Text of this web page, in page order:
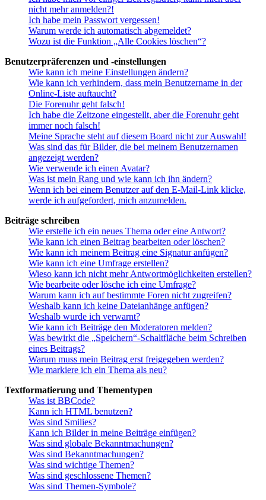
nicht mehr anmelden?!
Ich habe mein Passwort vergessen!
Warum werde ich automatisch abgemeldet?
Wozu ist die Funktion „Alle Cookies löschen“?
Benutzerpräferenzen und -einstellungen
Wie kann ich meine Einstellungen ändern?
Wie kann ich verhindern, dass mein Benutzername in der
Online-Liste auftaucht?
Die Forenuhr geht falsch!
Ich habe die Zeitzone eingestellt, aber die Forenuhr geht
immer noch falsch!
Meine Sprache steht auf diesem Board nicht zur Auswahl!
Was sind das für Bilder, die bei meinem Benutzernamen
angezeigt werden?
Wie verwende ich einen Avatar?
Was ist mein Rang und wie kann ich ihn ändern?
Wenn ich bei einem Benutzer auf den E-Mail-Link klicke,
werde ich aufgefordert, mich anzumelden.
Beiträge schreiben
Wie erstelle ich ein neues Thema oder eine Antwort?
Wie kann ich einen Beitrag bearbeiten oder löschen?
Wie kann ich meinem Beitrag eine Signatur anfügen?
Wie kann ich eine Umfrage erstellen?
Wieso kann ich nicht mehr Antwortmöglichkeiten erstellen?
Wie bearbeite oder lösche ich eine Umfrage?
Warum kann ich auf bestimmte Foren nicht zugreifen?
Weshalb kann ich keine Dateianhänge anfügen?
Weshalb wurde ich verwarnt?
Wie kann ich Beiträge den Moderatoren melden?
Was bewirkt die „Speichern“-Schaltfläche beim Schreiben
eines Beitrags?
Warum muss mein Beitrag erst freigegeben werden?
Wie markiere ich ein Thema als neu?
Textformatierung und Thementypen
Was ist BBCode?
Kann ich HTML benutzen?
Was sind Smilies?
Kann ich Bilder in meine Beiträge einfügen?
Was sind globale Bekanntmachungen?
Was sind Bekanntmachungen?
Was sind wichtige Themen?
Was sind geschlossene Themen?
Was sind Themen-Symbole?